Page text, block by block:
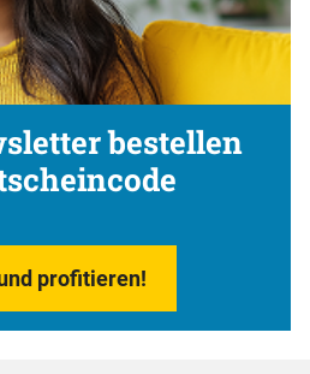
bestellen
profitieren!